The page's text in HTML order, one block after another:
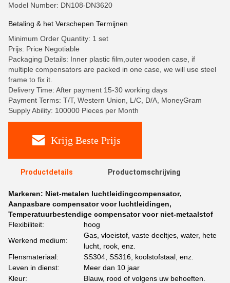
Model Number: DN108-DN3620
Betaling & het Verschepen Termijnen
Minimum Order Quantity: 1 set
Prijs: Price Negotiable
Packaging Details: Inner plastic film,outer wooden case, if
multiple compensators are packed in one case, we will use steel
frame to fix it.
Delivery Time: After payment 15-30 working days
Payment Terms: T/T, Western Union, L/C, D/A, MoneyGram
Supply Ability: 100000 Pieces per Month
Krijg Beste Prijs
Productdetails Productomschrijving
Markeren: Niet-metalen luchtleidingcompensator,
Aanpasbare compensator voor luchtleidingen,
Temperatuurbestendige compensator voor niet-metaalstof
Flexibiliteit:
hoog
Werkend medium:
Gas, vloeistof, vaste deeltjes, water, hete
lucht, rook, enz.
Flensmateriaal:
SS304, SS316, koolstofstaal, enz.
Leven in dienst:
Meer dan 10 jaar
Kleur:
Blauw, rood of volgens uw behoeften.